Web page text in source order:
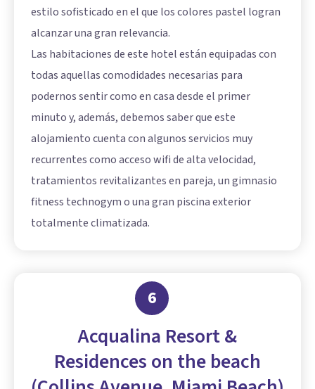
estilo sofisticado en el que los colores pastel logran
alcanzar una gran relevancia.
Las habitaciones de este hotel están equipadas con
todas aquellas comodidades necesarias para
podernos sentir como en casa desde el primer
minuto y, además, debemos saber que este
alojamiento cuenta con algunos servicios muy
recurrentes como acceso wifi de alta velocidad,
tratamientos revitalizantes en pareja, un gimnasio
fitness technogym o una gran piscina exterior
totalmente climatizada.
6
Acqualina Resort &
Residences on the beach